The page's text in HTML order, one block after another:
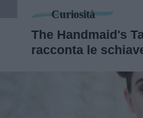
Curiosità
The Handmaid's
racconta le